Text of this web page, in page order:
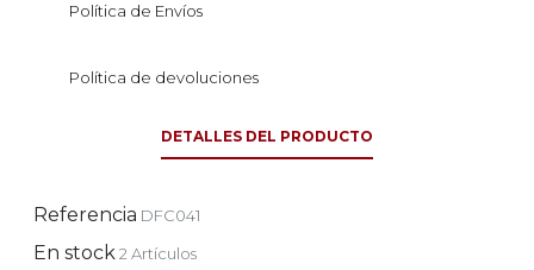
Política de Envíos
Política de devoluciones
DETALLES DEL PRODUCTO
Referencia DFC041
En stock2 Artículos